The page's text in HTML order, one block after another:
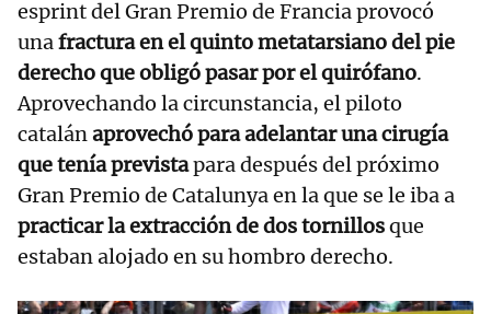
esprint del Gran Premio de Francia provocó
unafractura en el quinto metatarsiano del pie
derecho que obligó pasar por el quirófano.
Aprovechando la circunstancia, el piloto
catalánaprovechó para adelantar una cirugía
que tenía previstapara después del próximo
Gran Premio de Catalunya en la que se le iba a
practicar la extracción de dos tornillosque
estaban alojado en su hombro derecho.